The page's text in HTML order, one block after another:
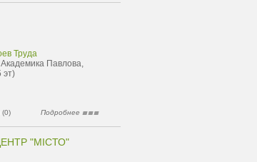
Труда
Павлова,
эт)
(0) Подробнее
"МIСТО"